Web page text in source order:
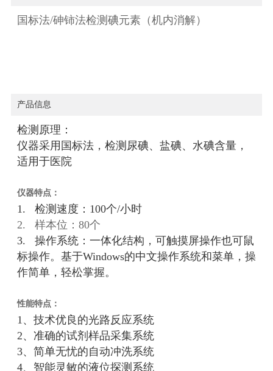
国标法/砷铈法检测碘元素（机内消解）
产品信息
检测原理：
仪器采用国标法，检测尿碘、盐碘、水碘含量，
适用于医院
仪器特点：
1. 检测速度：100个/小时
2. 样本位：80个
3. 操作系统：一体化结构，可触摸屏操作也可鼠
标操作。基于Windows的中文操作系统和菜单，操
作简单，轻松掌握。
性能特点：
1、技术优良的光路反应系统
2、准确的试剂样品采集系统
3、简单无忧的自动冲洗系统
4、智能灵敏的液位探测系统